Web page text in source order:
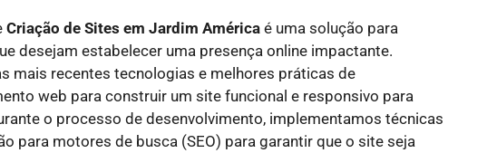
Criação de Sites em Jardim Américaé uma solução para
desejam estabelecer uma presença online impactante.
mais recentes tecnologias e melhores práticas de
web para construir um site funcional e responsivo para
o processo de desenvolvimento, implementamos técnicas
para motores de busca (SEO) para garantir que o site seja